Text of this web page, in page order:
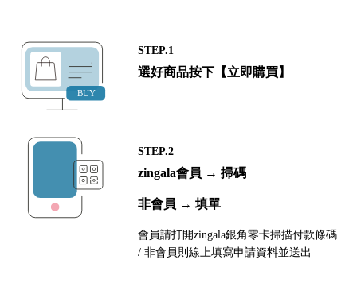
STEP.1
選好商品按下【立即購買】
STEP.2
zingala會員 → 掃碼
非會員 → 填單
會員請打開zingala銀角零卡掃描付款條碼
/ 非會員則線上填寫申請資料並送出